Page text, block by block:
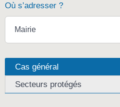
Où s’adresser ?
Mairie
Cas général
Secteurs protégés